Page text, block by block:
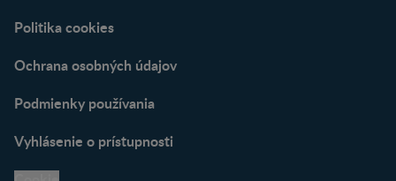
Politika cookies
Ochrana osobných údajov
Podmienky používania
Vyhlásenie o prístupnosti